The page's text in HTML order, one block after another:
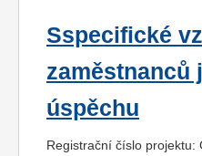
Sspecifické
zaměstnanců
úspěchu
Registrační číslo projektu: